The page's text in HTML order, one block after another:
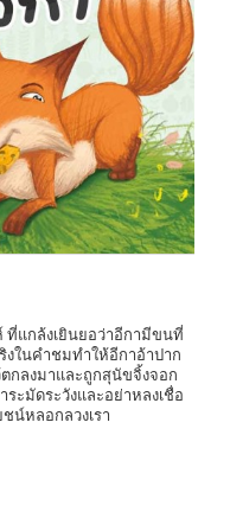
ที่แกล้งเยินยอว่าอีกามีขนที่
ริงในคำชมทำให้อีกาอ้าปาก
ตกลงมาและถูกสุนัขจิ้งจอก
ะมัดระวังและอย่าหลงเชื่อ
น์หลอกลวงเรา